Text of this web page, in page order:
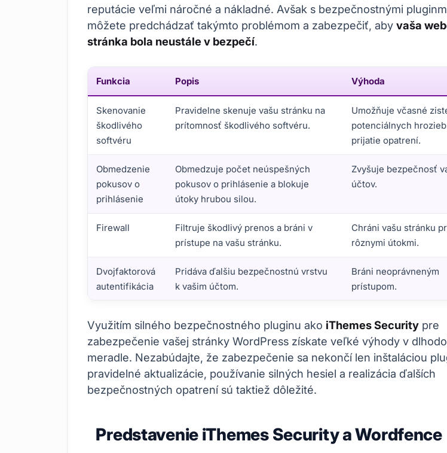
reputácie veľmi náročné a nákladné. Avšak s bezpečnostnými
môžete predchádzať takýmto problémom a zabezpečiť, aby vaša
stránka bola neustále v bezpečí.
Funkcia Popis Výhoda
Skenovanie
škodlivého
softvéru
Pravidelne skenuje vašu stránku na
prítomnosť škodlivého softvéru.
Umožňuje včasné
potenciálnych
prijatie opatrení.
Obmedzenie
pokusov o
prihlásenie
Obmedzuje počet neúspešných
pokusov o prihlásenie a blokuje
útoky hrubou silou.
Zvyšuje bezpečnosť
účtov.
Firewall
Filtruje škodlivý prenos a bráni v
prístupe na vašu stránku.
Chráni vašu stránku
rôznymi útokmi.
Dvojfaktorová
autentifikácia
Pridáva ďalšiu bezpečnostnú vrstvu
k vašim účtom.
Bráni neoprávneným
prístupom.
Využitím silného bezpečnostného pluginu ako iThemes Security pre
zabezpečenie vašej stránky WordPress získate veľké výhody v
meradle. Nezabúdajte, že zabezpečenie sa nekončí len inštaláciou
pravidelné aktualizácie, používanie silných hesiel a realizácia ďalších
bezpečnostných opatrení sú taktiež dôležité.
Predstavenie iThemes Security a Wordfence